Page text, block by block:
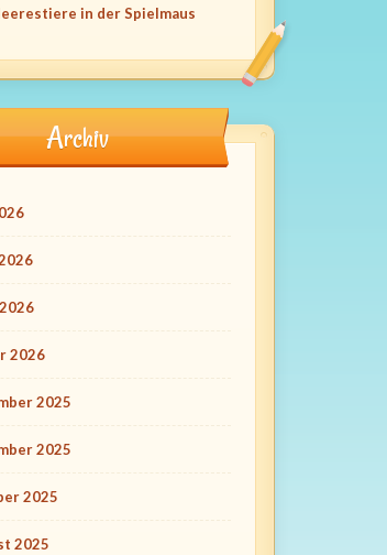
in der Spielmaus
Archiv
2026
2025
2025
2025
2025